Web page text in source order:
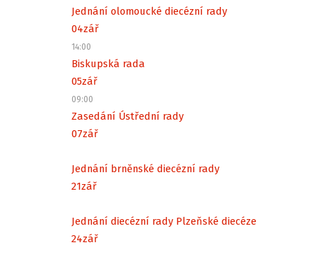
Jednání olomoucké diecézní rady
04zář
14:00
Biskupská rada
05zář
09:00
Zasedání Ústřední rady
07zář
Jednání brněnské diecézní rady
21zář
Jednání diecézní rady Plzeňské diecéze
24zář